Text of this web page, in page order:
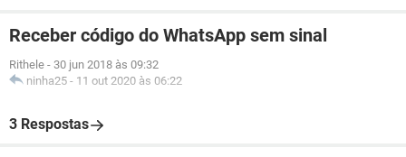
Receber código do WhatsApp sem sinal
Rithele - 30 jun 2018 às 09:32
ninha25 - 11 out 2020 às 06:22
3 Respostas